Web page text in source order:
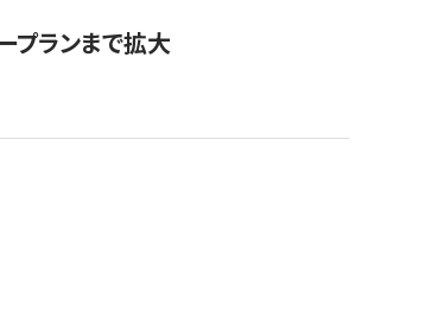
プランまで拡大